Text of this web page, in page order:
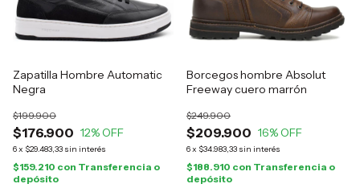
Zapatilla Hombre Automatic
Negra
$176.900
$199.900
12% OFF
6x $29.483,33 sin interés
$159.210 con Transferencia o
depósito
Borcegos hombre Absolut
Freeway cuero marrón
$209.900
$249.900
16% OFF
6x $34.983,33 sin interés
$188.910 con Transferencia o
depósito